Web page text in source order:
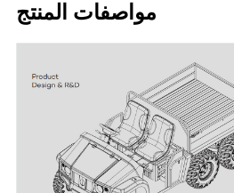
مواصفات المنتج